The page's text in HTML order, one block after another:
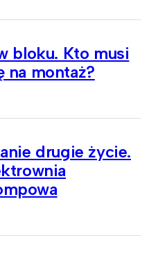
bloku. Kto musi
na montaż?
drugie życie.